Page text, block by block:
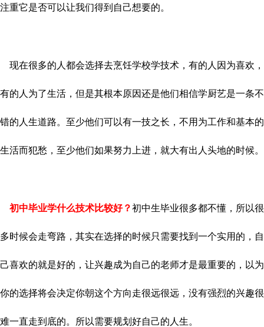
注重它是否可以让我们得到自己想要的。
现在很多的人都会选择去烹饪学校学技术，有的人因为喜欢，
有的人为了生活，但是其根本原因还是他们相信学厨艺是一条不
错的人生道路。至少他们可以有一技之长，不用为工作和基本的
生活而犯愁，至少他们如果努力上进，就大有出人头地的时候。
初中毕业学什么技术比较好？初中生毕业很多都不懂，所以很
多时候会走弯路，其实在选择的时候只需要找到一个实用的，自
己喜欢的就是好的，让兴趣成为自己的老师才是最重要的，以为
你的选择将会决定你朝这个方向走很远很远，没有强烈的兴趣很
难一直走到底的。所以需要规划好自己的人生。